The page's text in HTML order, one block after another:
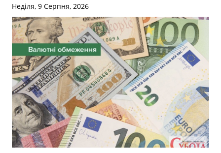
Неділя, 9 Серпня, 2026